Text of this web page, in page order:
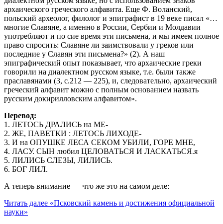
архаического греческого алфавита. Еще Ф. Воланский,
польский археолог, филолог и эпиграфист в 19 веке писал «…
многие Славяне, а именно в России, Сербии и Молдавии
употребляют и по сие время эти письмена, и мы имеем полное
право спросить: Славяне ли заимствовали у греков или
последние у Славян эти письмена?» (2). А наш
эпиграфический опыт показывает, что архаические греки
говорили на диалектном русском языке, т.е. были также
праславянами (3, с.212 — 225), и, следовательно, архаический
греческий алфавит можно с полным основанием назвать
русским докирилловским алфавитом».
Перевод:
1. ЛЕТОСЬ ДРАЛИСЬ на МЕ-
2. ЖЕ, ПАВЕТКИ : ЛЕТОСЬ ЛИХОДЕ-
3. И на ОПУШКЕ ЛЕСА СЕКОМ УБИЛИ, ГОРЕ МНЕ,
4. ЛАСУ. СЫН любил ЦЕЛОВАТЬСЯ И ЛАСКАТЬСЯ.я
5. ЛИЛИСЬ СЛЕЗЫ, ЛИЛИСЬ.
6. БОГ ЛИЛ.
А теперь внимание — что же это на самом деле:
Читать далее «Псковский камень и достижения официальной
науки»